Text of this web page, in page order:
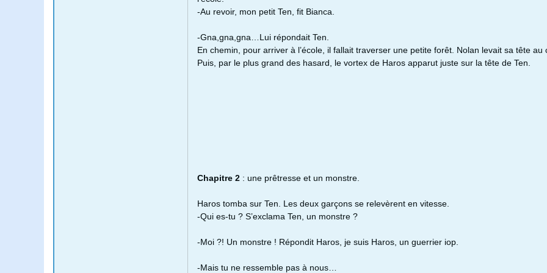
-Au revoir, mon petit Ten, fit Bianca.
-Gna,gna,gna…Lui répondait Ten.
En chemin, pour arriver à l’école, il fallait traverser une petite forêt. Nolan levait sa tête au
Puis, par le plus grand des hasard, le vortex de Haros apparut juste sur la tête de Ten.
Chapitre 2 : une prêtresse et un monstre.
Haros tomba sur Ten. Les deux garçons se relevèrent en vitesse.
-Qui es-tu ? S’exclama Ten, un monstre ?
-Moi ?! Un monstre ! Répondit Haros, je suis Haros, un guerrier iop.
-Mais tu ne ressemble pas à nous…